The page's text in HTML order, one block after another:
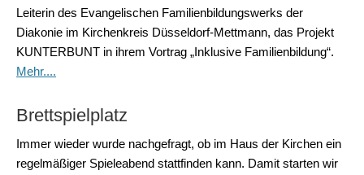
Leiterin des Evangelischen Familienbildungswerks der
Diakonie im Kirchenkreis Düsseldorf-Mettmann, das Projekt
KUNTERBUNT in ihrem Vortrag „Inklusive Familienbildung“.
Mehr....
Brettspielplatz
Immer wieder wurde nachgefragt, ob im Haus der Kirchen ein
regelmäßiger Spieleabend stattfinden kann. Damit starten wir